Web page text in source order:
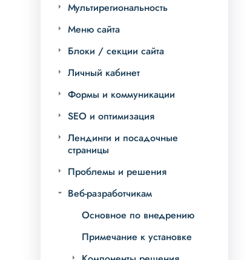
Мультирегиональность
Меню сайта
Блоки / секции сайта
Личный кабинет
Формы и коммуникации
SEO и оптимизация
Лендинги и посадочные
страницы
Проблемы и решения
Веб-разработчикам
Основное по внедрению
Примечание к установке